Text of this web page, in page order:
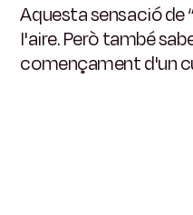
Aquesta sensació de
l'aire. Però també
començament d'un